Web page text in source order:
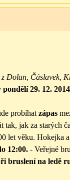
Dolan, Čáslavek,
pondělí 29. 12. 2014
probíhatzápas
tak, jak za starých
let věku. Hokejka
12:00. - Veřejné
bruslení na ledě